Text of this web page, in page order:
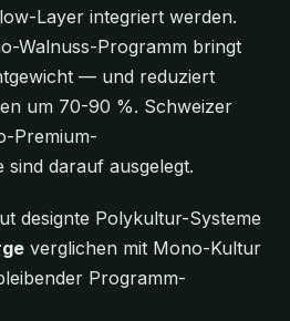
Layer integriert werden.
Walnuss-Programm bringt
— und reduziert
um 70-90 %. Schweizer
Premium-
sind darauf ausgelegt.
designte Polykultur-Systeme
verglichen mit Mono-Kultur
Programm-